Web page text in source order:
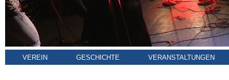
VEREIN GESCHICHTE VERANSTALTUNGEN